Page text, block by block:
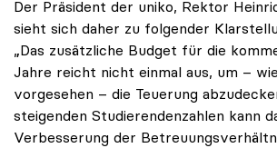
Der Präsident der uniko, Rektor
sieht sich daher zu folgender
„Das zusätzliche Budget für die
Jahre reicht nicht einmal aus, um –
vorgesehen – die Teuerung
steigenden Studierendenzahlen kann
Verbesserung der